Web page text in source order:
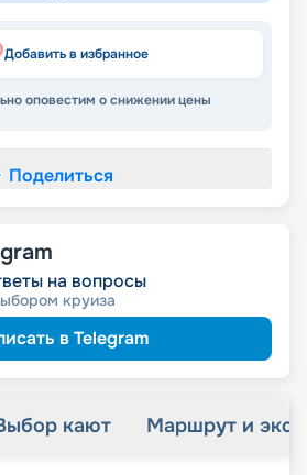
Добавить в избранное
оповестим о снижении цены
Поделиться
на вопросы
круиза
в Telegram
кают Маршрут и